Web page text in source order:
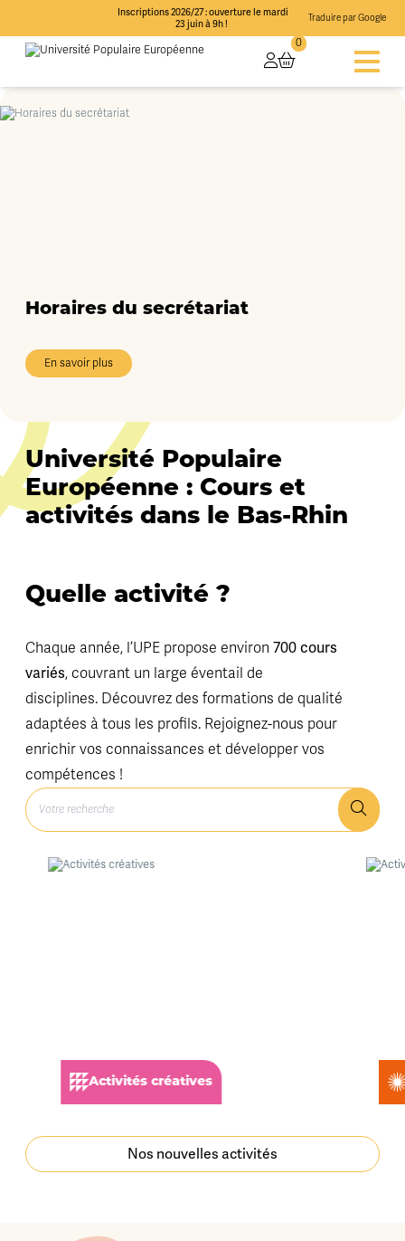
Inscriptions 2026/27 : ouverture le mardi
23 juin à 9h !
Traduire par Google
0
Horaires du secrétariat
En savoir plus
Université Populaire
Européenne : Cours et
activités dans le Bas-Rhin
Quelle activité ?
Chaque année, l’UPE propose environ 700 cours
variés, couvrant un large éventail de
disciplines. Découvrez des formations de qualité
adaptées à tous les profils. Rejoignez-nous pour
enrichir vos connaissances et développer vos
compétences !
Activités créatives Activités
Nos nouvelles activités